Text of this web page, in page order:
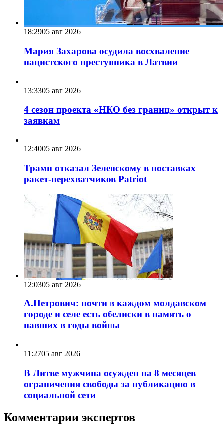
18:2905 авг 2026
Мария Захарова осудила восхваление
нацистского преступника в Латвии
13:3305 авг 2026
4 сезон проекта «НКО без границ» открыт к
заявкам
12:4005 авг 2026
Трамп отказал Зеленскому в поставках
ракет-перехватчиков Patriot
12:0305 авг 2026
А.Петрович: почти в каждом молдавском
городе и селе есть обелиски в память о
павших в годы войны
11:2705 авг 2026
В Литве мужчина осужден на 8 месяцев
ограничения свободы за публикацию в
социальной сети
Комментарии экспертов